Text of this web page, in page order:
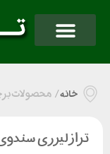
خانه/محصولات
تراز لیزری